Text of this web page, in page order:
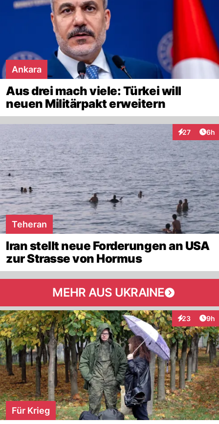
Ankara
Aus drei mach viele: Türkei will
neuen Militärpakt erweitern
27
Interaktionen
6h
Teheran
Iran stellt neue Forderungen an USA
zur Strasse von Hormus
MEHR AUS UKRAINE
23
Interaktionen
9h
Für Krieg